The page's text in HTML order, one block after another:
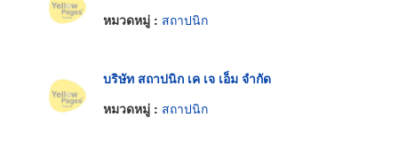
หมวดหมู่ : สถาปนิก
บริษัท สถาปนิก เค เจ เอ็ม จำกัด
หมวดหมู่ : สถาปนิก